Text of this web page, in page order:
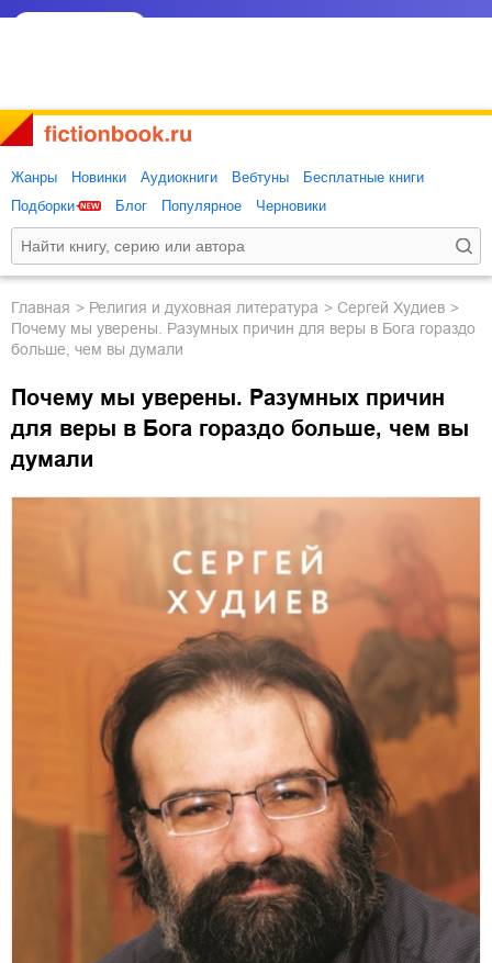
Жанры Новинки Аудиокниги Вебтуны
Бесплатные книги
Подборки
Блог Популярное Черновики
Главная религия и духовная литература
Сергей Худиев
Почему мы уверены. Разумных причин для веры в Бога гораздо
больше, чем вы думали
Почему мы уверены. Разумных причин
для веры в Бога гораздо больше, чем вы
думали